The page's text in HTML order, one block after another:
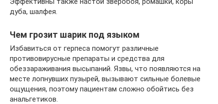
дуба, шалфея.
Чем грозит шарик под языком
Избавиться от герпеса помогут различные
противовирусные препараты и средства для
обеззараживания высыпаний. Язвы, что появляются на
месте лопнувших пузырей, вызывают сильные болевые
ощущения, поэтому пациентам сложно обойтись без
анальгетиков.